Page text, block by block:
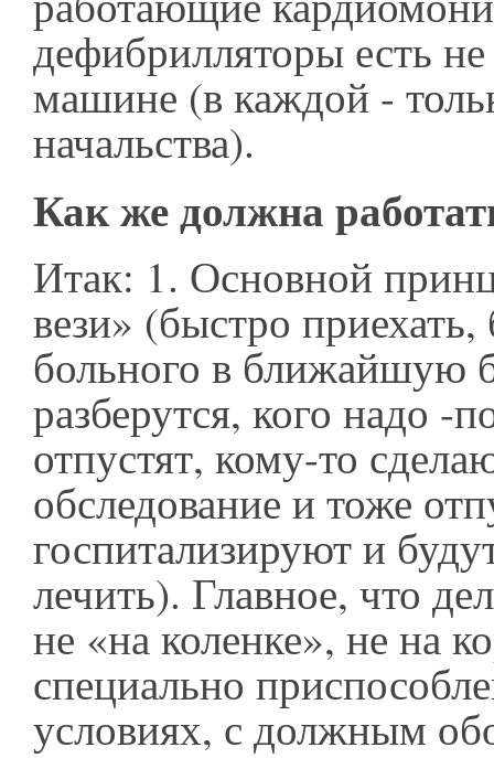
дефибрилляторы есть
машине (в каждой -
начальства).
Как же должна
Итак: 1. Основной
вези» (быстро приехать,
больного в ближайшую
разберутся, кого надо -
отпустят, кому-то
обследование и тоже
госпитализируют и
лечить). Главное, что
не «на коленке», не на
специально
условиях, с должным